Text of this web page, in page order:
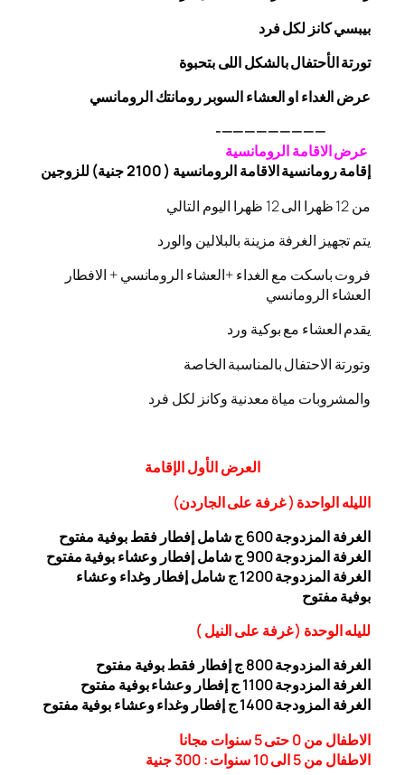
بيبسي كانز لكل فرد
تورتة الأحتفال بالشكل اللى بتحبوة
عرض الغداء او العشاء السوبر رومانتك الرومانسي
—————————-
عرض الاقامة الرومانسية
إقامة رومانسية الاقامة الرومانسية ( 2100 جنية) للزوجين
من 12 ظهرا الى 12 ظهرا اليوم التالي
يتم تجهيز الغرفة مزينة بالبلالين والورد
فروت باسكت مع الغداء +العشاء الرومانسي + الافطار
العشاء الرومانسي
يقدم العشاء مع بوكية ورد
وتورتة الاحتفال بالمناسبة الخاصة
والمشروبات مياة معدنية وكانز لكل فرد
العرضالأولالإقامة
الليله الواحدة ( غرفة على الجاردن)
الغرفة المزدوجة
600 ج شامل إفطار فقط بوفية مفتوح
الغرفة المزدوجة 900 ج شامل إفطار وعشاء بوفية مفتوح
الغرفة المزدوجة 1200 ج شامل إفطار وغداء وعشاء
بوفيةمفتوح
لليله الوحدة (غرفة على النيل)
الغرفة المزدوجة
800
ج إفطار فقط بوفية مفتوح
الغرفة المزدوجة 1
100 ج إفطار وعشاء بوفية مفتوح
الغرفة المزودجة 1
400 ج إفطار وغداء وعشاء بوفية مفتوح
الاطفال من 0 حتى 5 سنوات مجانا
الاطفال من 5 الى 10 سنوات : 300
جنية